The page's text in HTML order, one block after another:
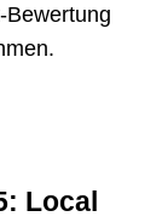
Bewertung
Local